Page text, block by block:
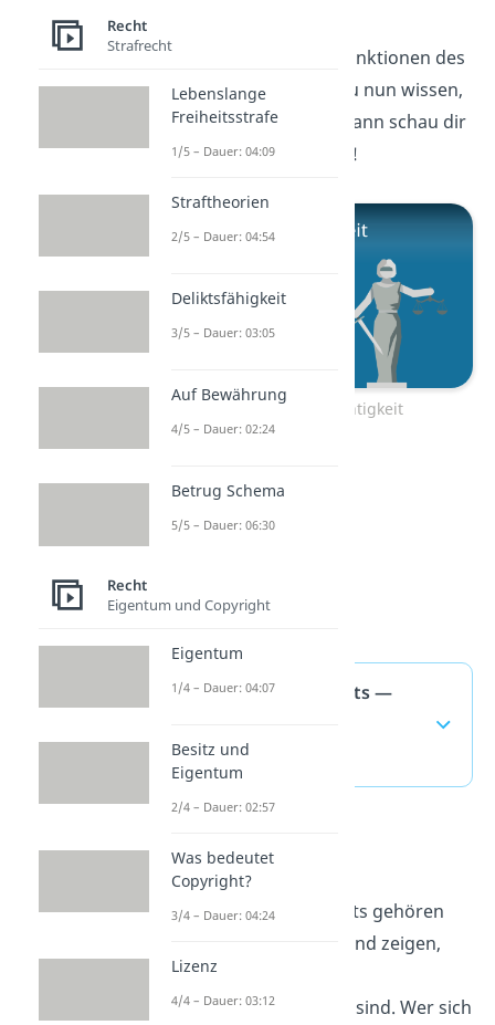
Jetzt weißt du, was die Funktionen des
Rechts sind! Möchtest du nun wissen,
wasGerechtigkeit
ist? Dann schau dir
unseren Beitrag dazu an!
Zum Video: Gerechtigkeit
Funktionen des Rechts —
(ausklappen)
Recht verstehen
Die Funktionen des Rechts gehören
zum Themenfeld Recht und zeigen,
warum Gesetze für das
Zusammenleben wichtig sind. Wer sich
Recht
Strafrecht
Lebenslange
Freiheitsstrafe
1/5 – Dauer: 04:09
Straftheorien
2/5 – Dauer: 04:54
Deliktsfähigkeit
3/5 – Dauer: 03:05
Auf Bewährung
4/5 – Dauer: 02:24
Betrug Schema
5/5 – Dauer: 06:30
Recht
Eigentum und Copyright
Eigentum
1/4 – Dauer: 04:07
Besitz und
Eigentum
2/4 – Dauer: 02:57
Was bedeutet
Copyright?
3/4 – Dauer: 04:24
Lizenz
4/4 – Dauer: 03:12